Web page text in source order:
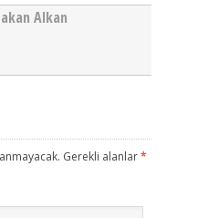
Alkan
Gerekli alanlar*